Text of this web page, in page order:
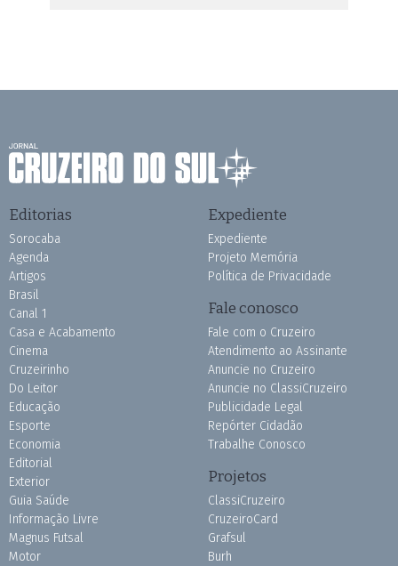
Editorias
Sorocaba
Agenda
Artigos
Brasil
Canal 1
Casa e Acabamento
Cinema
Cruzeirinho
Do Leitor
Educação
Esporte
Economia
Editorial
Exterior
Guia Saúde
Informação Livre
Magnus Futsal
Motor
Expediente
Expediente
Projeto Memória
Política de Privacidade
Fale conosco
Fale com o Cruzeiro
Atendimento ao Assinante
Anuncie no Cruzeiro
Anuncie no ClassiCruzeiro
Publicidade Legal
Repórter Cidadão
Trabalhe Conosco
Projetos
ClassiCruzeiro
CruzeiroCard
Grafsul
Burh